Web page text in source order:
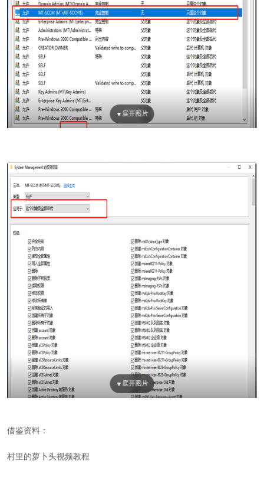
借鉴资料：
村里的萝卜头视频教程